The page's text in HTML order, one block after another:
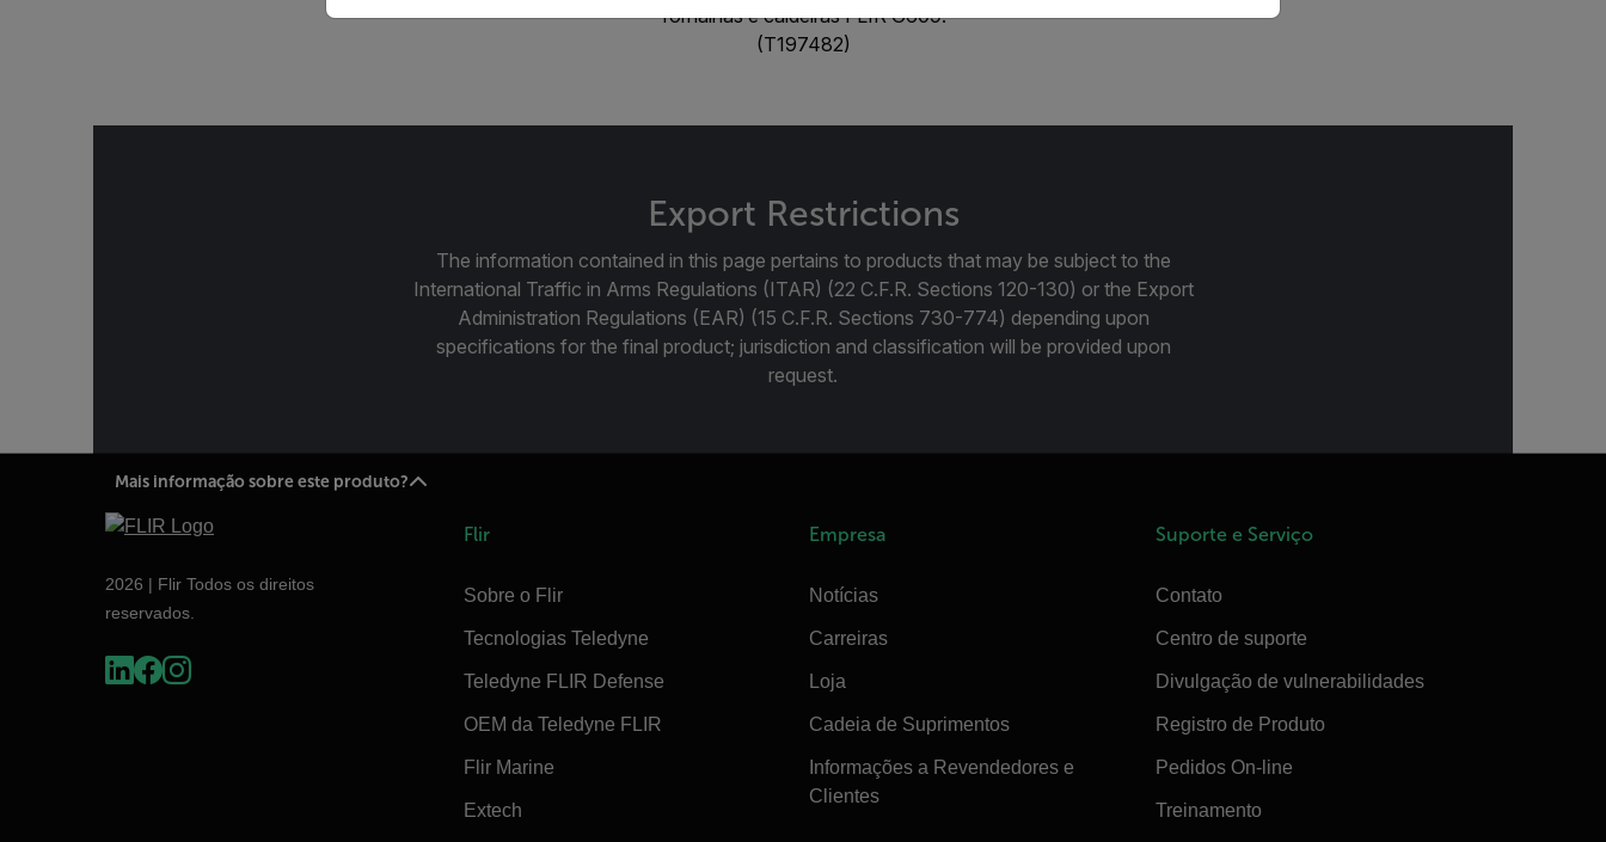
fornalhas e caldeiras FLIR G609.
(T197482)
Export Restrictions
The information contained in this page pertains to products that may be subject to the
International Traffic in Arms Regulations (ITAR) (22 C.F.R. Sections 120-130) or the Export
Administration Regulations (EAR) (15 C.F.R. Sections 730-774) depending upon
specifications for the final product; jurisdiction and classification will be provided upon
request.
Mais informação sobre este produto?
2026 | Flir Todos os direitos
reservados.
Flir
Sobre o Flir
Tecnologias Teledyne
Teledyne FLIR Defense
OEM da Teledyne FLIR
Flir Marine
Extech
Empresa
Notícias
Carreiras
Loja
Cadeia de Suprimentos
Informações a Revendedores e
Clientes
Suporte e Serviço
Contato
Centro de suporte
Divulgação de vulnerabilidades
Registro de Produto
Pedidos On-line
Treinamento